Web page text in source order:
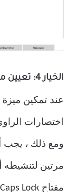
الخيار 4: تعيين مفتاح الراوي كمفتاح إدراج
عند تمكين
مرتين لتنشيطه